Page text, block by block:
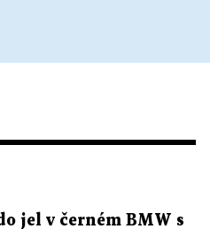
jel v černém BMW s